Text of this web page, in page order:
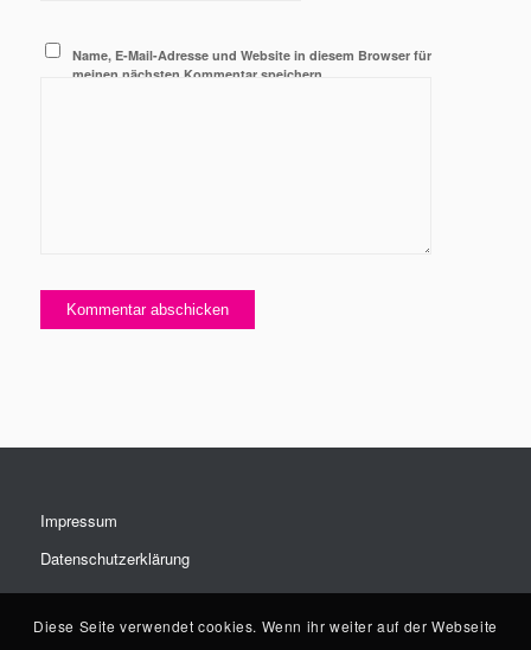
Name, E-Mail-Adresse und Website in diesem Browser für
meinen nächsten Kommentar speichern.
Impressum
Datenschutzerklärung
Diese Seite verwendet cookies. Wenn ihr weiter auf der Webseite